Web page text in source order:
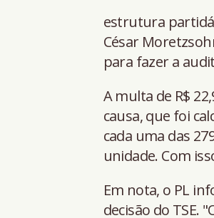
estrutura
César
para fazer a
A multa de R$
causa, que foi
cada uma das
unidade. Com
Em nota, o PL
decisão do TSE.